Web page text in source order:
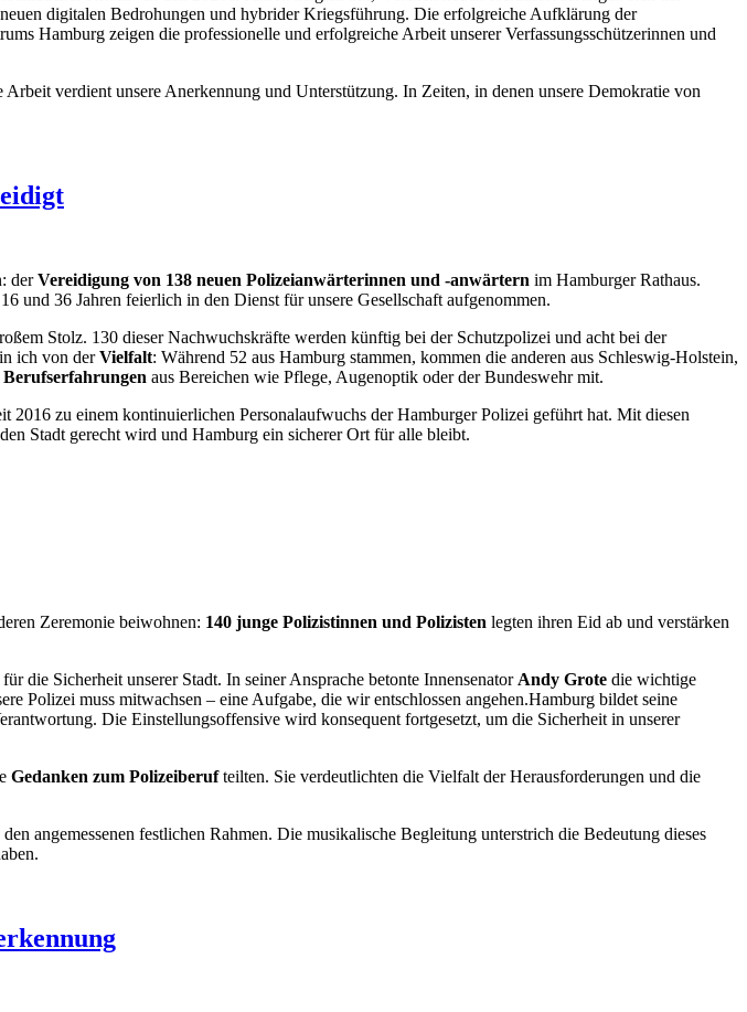
digitalen Bedrohungen und hybrider Kriegsführung. Die erfolgreiche Aufklärung der
Hamburg zeigen die professionelle und erfolgreiche Arbeit unserer Verfassungsschützerinnen und
verdient unsere Anerkennung und Unterstützung. In Zeiten, in denen unsere Demokratie von
derVereidigung von 138 neuen Polizeianwärterinnen und -anwärtern im Hamburger Rathaus.
und 36 Jahren feierlich in den Dienst für unsere Gesellschaft aufgenommen.
Stolz. 130 dieser Nachwuchskräfte werden künftig bei der Schutzpolizei und acht bei der
ich von derVielfalt: Während 52 aus Hamburg stammen, kommen die anderen aus Schleswig-Holstein,
Berufserfahrungen aus Bereichen wie Pflege, Augenoptik oder der Bundeswehr mit.
2016 zu einem kontinuierlichen Personalaufwuchs der Hamburger Polizei geführt hat. Mit diesen
Stadt gerecht wird und Hamburg ein sicherer Ort für alle bleibt.
Zeremonie beiwohnen: 140 junge Polizistinnen und Polizisten legten ihren Eid ab und verstärken
die Sicherheit unserer Stadt. In seiner Ansprache betonte Innensenator Andy Grote die wichtige
Polizei muss mitwachsen – eine Aufgabe, die wir entschlossen angehen.Hamburg bildet seine
Die Einstellungsoffensive wird konsequent fortgesetzt, um die Sicherheit in unserer
Gedanken zum Polizeiberufteilten. Sie verdeutlichten die Vielfalt der Herausforderungen und die
angemessenen festlichen Rahmen. Die musikalische Begleitung unterstrich die Bedeutung dieses